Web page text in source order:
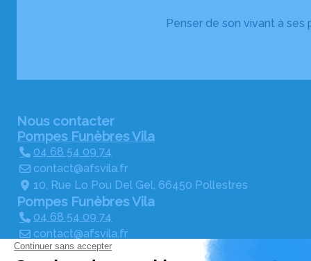
Penser de son vivant à
Nous contacter
Pompes Funèbres Vila
04 68 54 09 74
contact@afsvila.fr
10, Rue Lo Pou Del Gel, 66450 Pollestres
Pompes Funèbres Vila
04 68 54 09 74
contact@afsvila.fr
4, Place de la République,66670 Bages